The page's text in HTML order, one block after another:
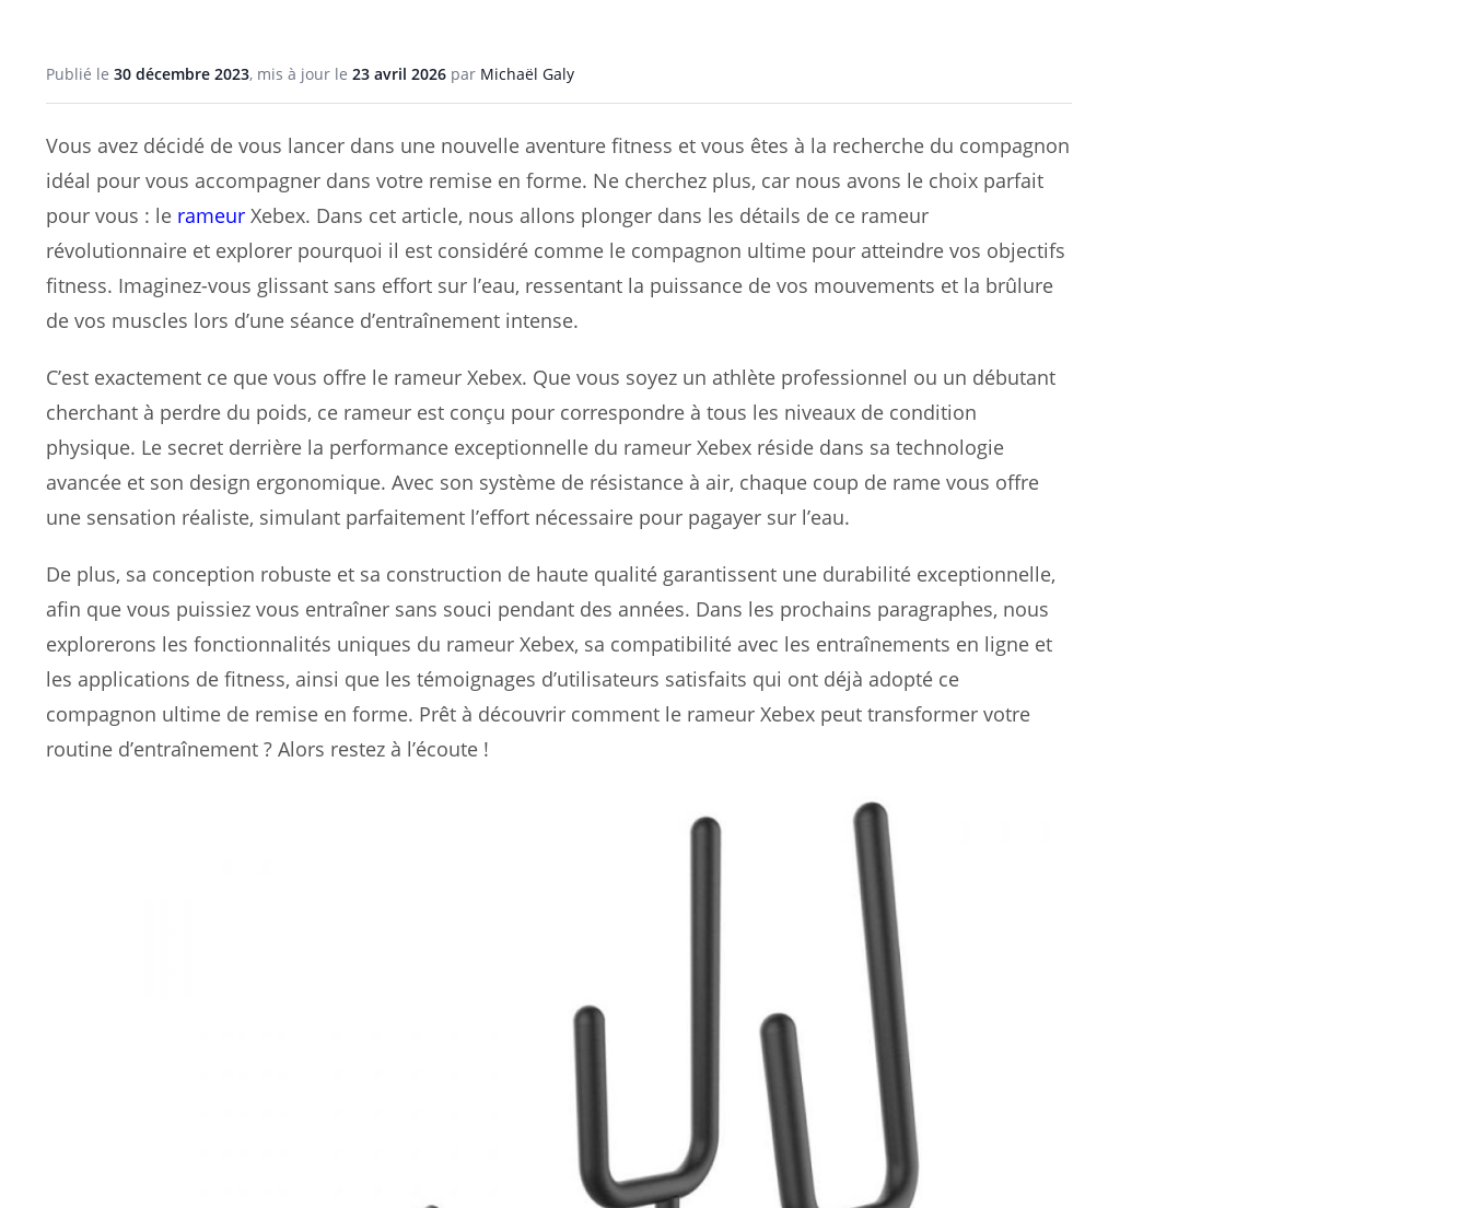
Publié le 30 décembre 2023, mis à jour le 23 avril 2026 par Michaël Galy
Vous avez décidé de vous lancer dans une nouvelle aventure fitness et vous êtes à la recherche du compagnon
idéal pour vous accompagner dans votre remise en forme. Ne cherchez plus, car nous avons le choix parfait
pour vous : le rameur Xebex. Dans cet article, nous allons plonger dans les détails de ce rameur
révolutionnaire et explorer pourquoi il est considéré comme le compagnon ultime pour atteindre vos objectifs
fitness. Imaginez-vous glissant sans effort sur l’eau, ressentant la puissance de vos mouvements et la brûlure
de vos muscles lors d’une séance d’entraînement intense.
C’est exactement ce que vous offre le rameur Xebex. Que vous soyez un athlète professionnel ou un débutant
cherchant à perdre du poids, ce rameur est conçu pour correspondre à tous les niveaux de condition
physique. Le secret derrière la performance exceptionnelle du rameur Xebex réside dans sa technologie
avancée et son design ergonomique. Avec son système de résistance à air, chaque coup de rame vous offre
une sensation réaliste, simulant parfaitement l’effort nécessaire pour pagayer sur l’eau.
De plus, sa conception robuste et sa construction de haute qualité garantissent une durabilité exceptionnelle,
afin que vous puissiez vous entraîner sans souci pendant des années. Dans les prochains paragraphes, nous
explorerons les fonctionnalités uniques du rameur Xebex, sa compatibilité avec les entraînements en ligne et
les applications de fitness, ainsi que les témoignages d’utilisateurs satisfaits qui ont déjà adopté ce
compagnon ultime de remise en forme. Prêt à découvrir comment le rameur Xebex peut transformer votre
routine d’entraînement ? Alors restez à l’écoute !